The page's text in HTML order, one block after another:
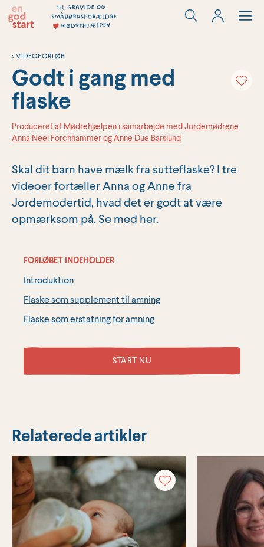
Hop
< VIDEOFORLØB
Godt i gang med
flaske
Produceret af Mødrehjælpen i samarbejde medJordemødrene
Anna Neel Forchhammer og Anne Due Barslund
Skal dit barn have mælk fra sutteflaske? I tre
videoer fortæller Anna og Anne fra
Jordemodertid, hvad det er godt at være
opmærksom på. Se med her.
FORLØBET INDEHOLDER
Introduktion
Flaske som supplement til amning
Flaske som erstatning for amning
START NU
Relaterede artikler